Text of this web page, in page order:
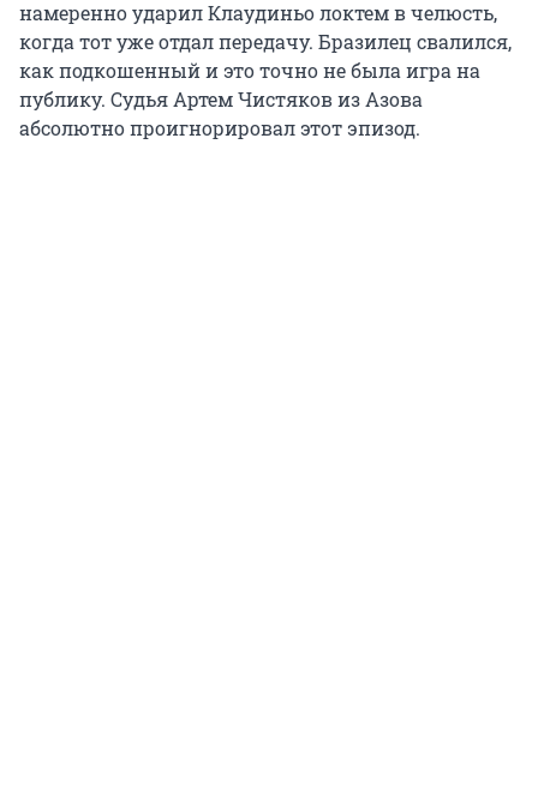
намеренно ударил Клаудиньо локтем в челюсть,
когда тот уже отдал передачу. Бразилец свалился,
как подкошенный и это точно не была игра на
публику. Судья Артем Чистяков из Азова
абсолютно проигнорировал этот эпизод.